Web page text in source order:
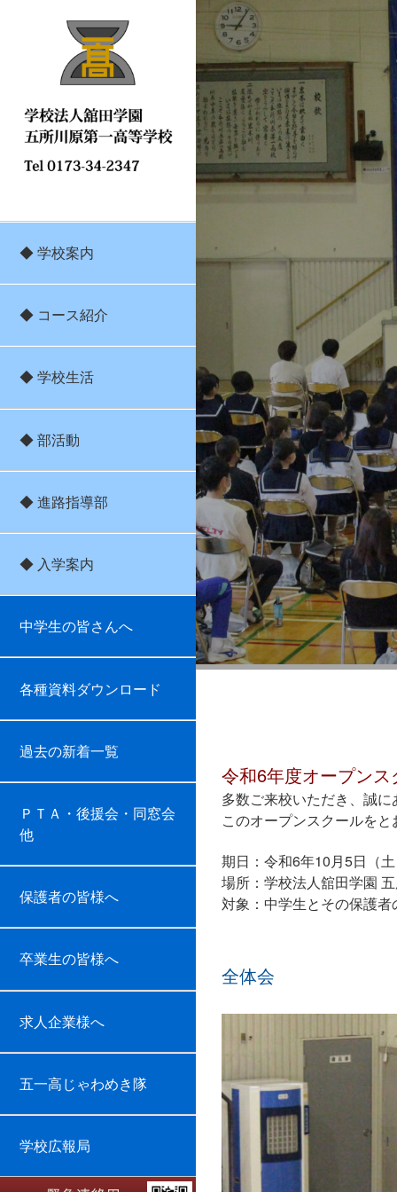
◆ 学校案内
◆ コース紹介
◆ 学校生活
◆ 部活動
◆ 進路指導部
◆ 入学案内
中学生の皆さんへ
各種資料ダウンロード
過去の新着一覧
ＰＴＡ・後援会・同窓会
他
保護者の皆様へ
卒業生の皆様へ
求人企業様へ
五一高じゃわめき隊
学校広報局
オー
令和6年度オープンス
多数ご来校いただき、誠
このオープンスクールを
期日：令和6年10月5日（
場所：学校法人舘田学園
対象：中学生とその保護
全体会